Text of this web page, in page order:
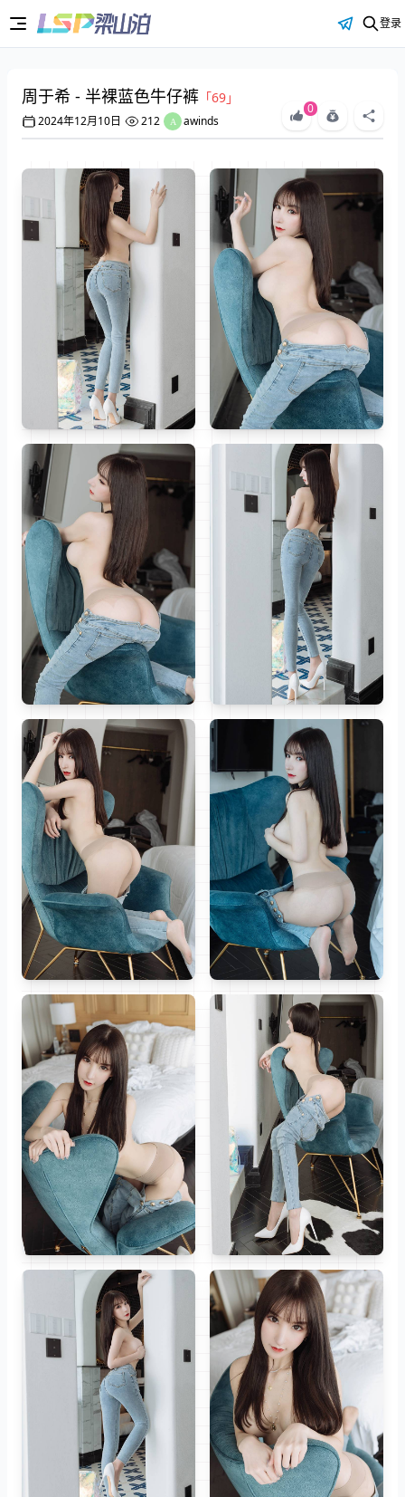
登录
周于希 - 半裸蓝色牛仔裤 「69」
2024年12月10日 212 awinds
0